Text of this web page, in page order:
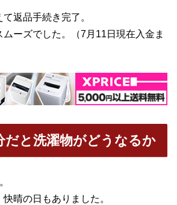
返品手続き完了。
ムーズでした。（7月11日現在入金ま
だと洗濯物がどうなるか
晴の日もありました。